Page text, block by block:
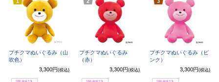
1
プチクマぬいぐるみ（山
吹色）
3,300円 (税込)
2
プチクマぬいぐるみ
（赤）
3,300円 (税込)
3
プチクマぬいぐるみ（ピ
ンク）
3,300円(税込)